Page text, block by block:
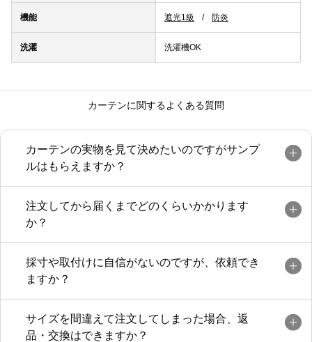
機能 遮光1級 防炎
洗濯 洗濯機OK
カーテンに関するよくある質問
カーテンの実物を見て決めたいのですがサンプ
ルはもらえますか？
注文してから届くまでどのくらいかかります
か？
採寸や取付けに自信がないのですが、依頼でき
ますか？
サイズを間違えて注文してしまった場合、返
品・交換はできますか？